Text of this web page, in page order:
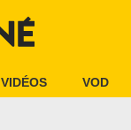
VIDÉOS VOD